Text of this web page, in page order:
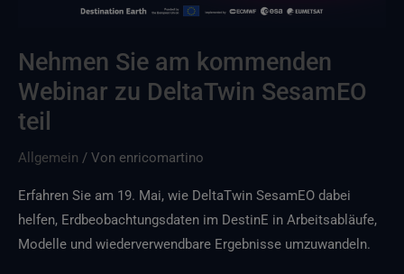
Nehmen Sie am kommenden
Webinar zu DeltaTwin SesamEO
teil
Allgemein / Von enricomartino
Erfahren Sie am 19. Mai, wie DeltaTwin SesamEO dabei
helfen, Erdbeobachtungsdaten im DestinE in Arbeitsabläufe,
Modelle und wiederverwendbare Ergebnisse umzuwandeln.